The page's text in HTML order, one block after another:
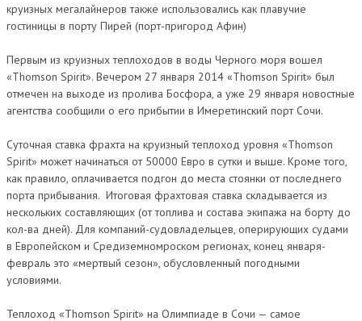
круизных мегалайнеров также использовались как плавучие
гостиницы в порту Пирей (порт-пригород Афин)
Первым из круизных теплоходов в воды Черного моря вошел
«Thomson Spirit». Вечером 27 января 2014 «Thomson Spirit» был
отмечен на выходе из пролива Босфора, а уже 29 января новостные
агентства сообщили о его прибытии в Имеретинский порт Сочи.
Суточная ставка фрахта на круизный теплоход уровня «Thomson
Spirit» может начинаться от 50000 Евро в сутки и выше. Кроме того,
как правило, оплачивается подгон до места стоянки от последнего
порта прибывания. Итоговая фрахтовая ставка складывается из
нескольких составляющих (от топлива и состава экипажа на борту до
кол-ва дней). Для компаний-судовладельцев, оперирующих судами
в Европейском и Средиземномроском регионах, конец января-
февраль это «мертвый сезон», обусловленный погодными
условиями.
Теплоход «Thomson Spirit» на Олимпиаде в Сочи — самое